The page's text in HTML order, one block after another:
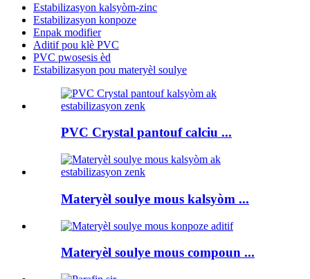
Estabilizasyon kalsyòm-zinc
Estabilizasyon konpoze
Enpak modifier
Aditif pou klè PVC
PVC pwosesis èd
Estabilizasyon pou materyèl soulye
PVC Crystal pantouf calciu ...
Materyèl soulye mous kalsyòm ...
Materyèl soulye mous compoun ...